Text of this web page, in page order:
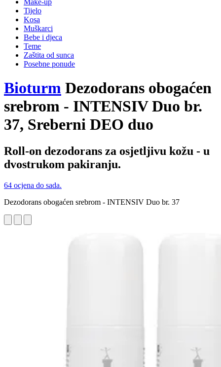
Make-up
Tijelo
Kosa
Muškarci
Bebe i djeca
Teme
Zaštita od sunca
Posebne ponude
Bioturm Dezodorans obogaćen
srebrom - INTENSIV Duo br.
37, Sreberni DEO duo
Roll-on dezodorans za osjetljivu kožu - u
dvostrukom pakiranju.
64 ocjena do sada.
Dezodorans obogaćen srebrom - INTENSIV Duo br. 37